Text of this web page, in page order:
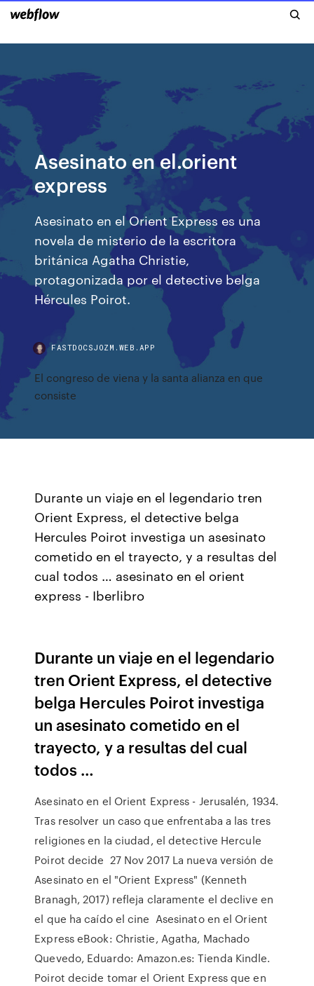
Asesinato en el.orient
express
Asesinato en el Orient Express es una
novela de misterio de la escritora
británica Agatha Christie,
protagonizada por el detective belga
Hércules Poirot.
FASTDOCSJOZM.WEB.APP
El congreso de viena y la santa alianza en que
consiste
Durante un viaje en el legendario tren
Orient Express, el detective belga
Hercules Poirot investiga un asesinato
cometido en el trayecto, y a resultas del
cual todos … asesinato en el orient
express - Iberlibro
Durante un viaje en el legendario
tren Orient Express, el detective
belga Hercules Poirot investiga
un asesinato cometido en el
trayecto, y a resultas del cual
todos …
Asesinato en el Orient Express - Jerusalén, 1934.
Tras resolver un caso que enfrentaba a las tres
religiones en la ciudad, el detective Hercule
Poirot decide 27 Nov 2017 La nueva versión de
Asesinato en el "Orient Express" (Kenneth
Branagh, 2017) refleja claramente el declive en
el que ha caído el cine Asesinato en el Orient
Express eBook: Christie, Agatha, Machado
Quevedo, Eduardo: Amazon.es: Tienda Kindle.
Poirot decide tomar el Orient Express que en